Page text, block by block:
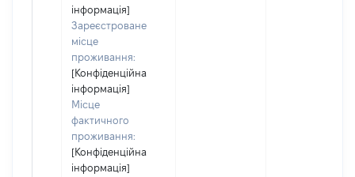
інформація]
Зареєстроване
місце
проживання:
[Конфіденційна
інформація]
Місце
фактичного
проживання:
[Конфіденційна
інформація]